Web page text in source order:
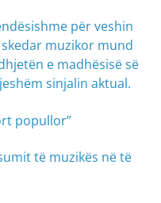
për veshin
muzikor mund
e madhësisë së
sinjalin aktual.
popullor”
të muzikës në të